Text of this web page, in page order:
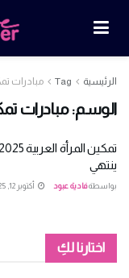
الرئيسية Tag مبادرات
الوسم:مبادرات
ينتهي
بواسطةفادية عبود أكتوبر 12, 2025
اختارنا لكِ